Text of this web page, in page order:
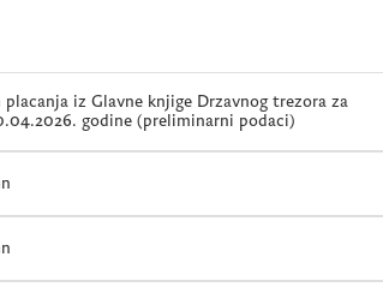
placanja iz Glavne knjige Drzavnog trezora za
godine (preliminarni podaci)